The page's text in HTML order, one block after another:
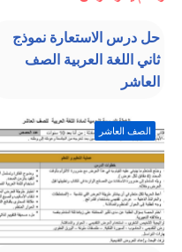
حل درس الاستعارة نموذج
ثاني اللغة العربية الصف
العاشر
الصف العاشر